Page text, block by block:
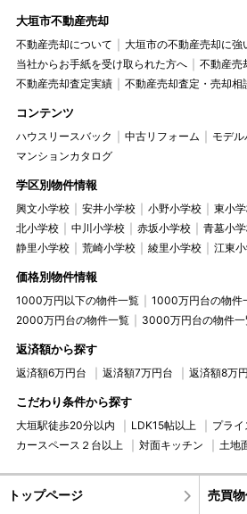
大垣市不動産売却
不動産売却について
大垣市の不動産売却に強
当社からお手紙を受け取られた方へ
不動産売
不動産売却査定実績
不動産売却査定・売却相
コンテンツ
ハウスリースバック 中古リフォーム
モデ
マンションカタログ
学区別物件情報
興文小学校 安井小学校 小野小学校 東小
北小学校
中川小学校 赤坂小学校 青墓小
静里小学校
荒崎小学校 綾里小学校 江東
価格別物件情報
1000万円以下の物件一覧
1000万円台の物件
2000万円台の物件一覧
3000万円台の物件一
返済額から探す
返済額6万円台 返済額7万円台 返済額8万
こだわり条件から探す
大垣駅徒歩20分以内 LDK15帖以上
プラ
カースペース２台以上
対面キッチン 土地
トップページ 売買